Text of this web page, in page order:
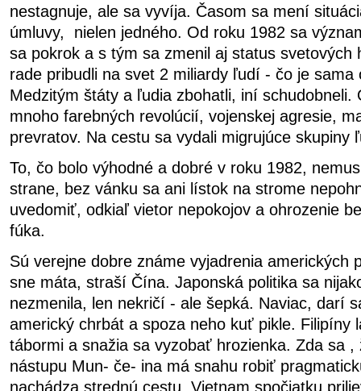
nestagnuje, ale sa vyvíja. Časom sa mení
úmluvy, nielen jedného. Od roku 1982 sa
sa pokrok a s tým sa zmenil aj status svetových
rade pribudli na svet 2 miliardy ľudí - čo je
Medzitým štáty a ľudia zbohatli, iní schudobneli.
mnoho farebných revolúcií, vojenskej agresie,
prevratov. Na cestu sa vydali migrujúce skupiny
To, čo bolo výhodné a dobré v roku 1982,
strane, bez vánku sa ani lístok na strome
uvedomiť, odkiaľ vietor nepokojov a ohrozenie
fúka.
Sú verejne dobre známe vyjadrenia amerických
sne máta, straší Čína. Japonská politika sa
nezmenila, len nekričí - ale šepká. Naviac, darí
americký chrbát a spoza neho kuť pikle. Filipíny
tábormi a snažia sa vyzobať hrozienka. Zda sa ,
nástupu Mun- če- ina má snahu robiť
nachádza strednú cestu. Vietnam spočiatku